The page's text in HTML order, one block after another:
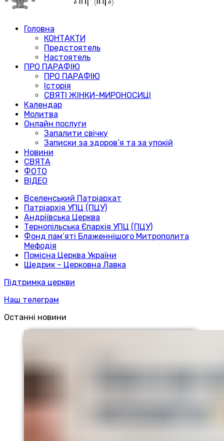
Головна
КОНТАКТИ
Предстоятель
Настоятель
ПРО ПАРАФІЮ
ПРО ПАРАФІЮ
Історія
СВЯТІ ЖІНКИ-МИРОНОСИЦІ
Календар
Молитва
Онлайн послуги
Запалити свічку
Записки за здоров’я та за упокій
Новини
СВЯТА
ФОТО
ВІДЕО
Вселенський Патріархат
Патріархія УПЦ (ПЦУ)
Андріївська Церква
Тернопільська Єпархія УПЦ (ПЦУ)
Фонд пам’яті Блаженнішого Митрополита
Мефодія
Помісна Церква України
Щедрик – Церковна Лавка
Підтримка церкви
Наш телеграм
Останні новини